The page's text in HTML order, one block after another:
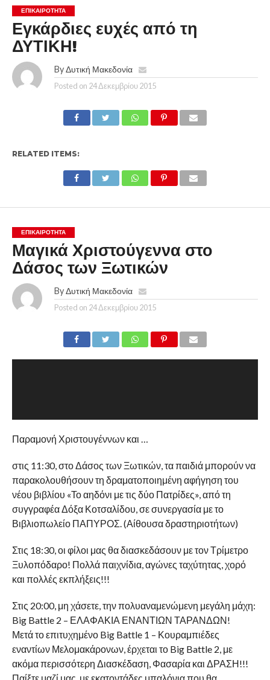
ΕΠΙΚΑΙΡΟΤΗΤΑ
Εγκάρδιες ευχές από τη
ΔΥΤΙΚΗ!
By Δυτική Μακεδονία
Posted on 24 Δεκεμβρίου 2015
RELATED ITEMS:
ΕΠΙΚΑΙΡΟΤΗΤΑ
Μαγικά Χριστούγεννα στο
Δάσος των Ξωτικών
By Δυτική Μακεδονία
Posted on 24 Δεκεμβρίου 2015
Παραμονή Χριστουγέννων και …
στις 11:30, στο Δάσος των Ξωτικών, τα παιδιά μπορούν να
παρακολουθήσουν τη δραματοποιημένη αφήγηση του
νέου βιβλίου «Το αηδόνι με τις δύο Πατρίδες», από τη
συγγραφέα Δόξα Κοτσαλίδου, σε συνεργασία με το
Βιβλιοπωλείο ΠΑΠΥΡΟΣ. (Αίθουσα δραστηριοτήτων)
Στις 18:30, οι φίλοι μας θα διασκεδάσουν με τον Τρίμετρο
Ξυλοπόδαρο! Πολλά παιχνίδια, αγώνες ταχύτητας, χορό
και πολλές εκπλήξεις!!!
Στις 20:00, μη χάσετε, την πολυαναμενώμενη μεγάλη μάχη:
Big Battle 2 – ΕΛΑΦΑΚΙΑ ΕΝΑΝΤΙΩΝ ΤΑΡΑΝΔΩΝ!
Μετά το επιτυχημένο Big Battle 1 – Κουραμπιέδες
εναντίων Μελομακάρονων, έρχεται το Big Battle 2, με
ακόμα περισσότερη Διασκέδαση, Φασαρία και ΔΡΑΣΗ!!!